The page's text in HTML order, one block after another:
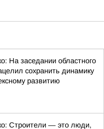
На заседании областного
сохранить динамику
развитию
Строители — это люди,